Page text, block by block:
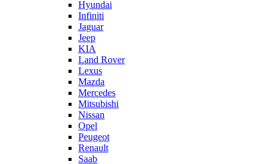
Hyundai
Infiniti
Jaguar
Jeep
KIA
Land Rover
Lexus
Mazda
Mercedes
Mitsubishi
Nissan
Opel
Peugeot
Renault
Saab